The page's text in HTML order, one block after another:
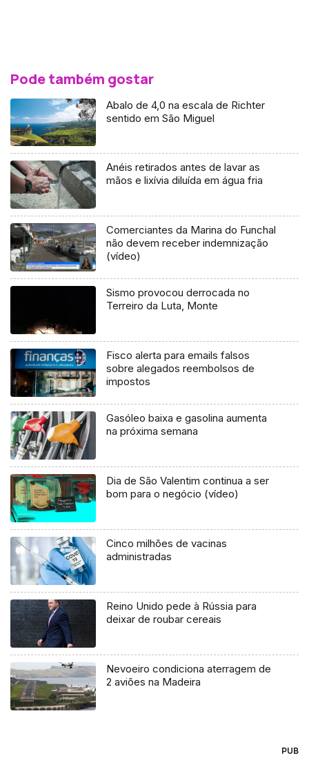
Pode também gostar
Abalo de 4,0 na escala de Richter
sentido em São Miguel
Anéis retirados antes de lavar as
mãos e lixívia diluída em água fria
Comerciantes da Marina do Funchal
não devem receber indemnização
(vídeo)
Sismo provocou derrocada no
Terreiro da Luta, Monte
Fisco alerta para emails falsos
sobre alegados reembolsos de
impostos
Gasóleo baixa e gasolina aumenta
na próxima semana
Dia de São Valentim continua a ser
bom para o negócio (vídeo)
Cinco milhões de vacinas
administradas
Reino Unido pede à Rússia para
deixar de roubar cereais
Nevoeiro condiciona aterragem de
2 aviões na Madeira
PUB